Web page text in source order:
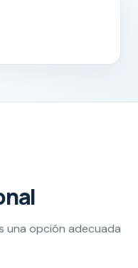
una opción adecuada